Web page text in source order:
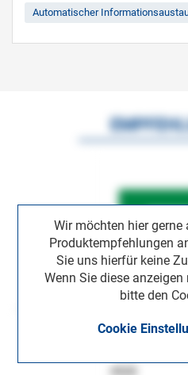
Automatischer
Wir möchten hier
Produktempfehlungen
Sie uns hierfür keine
Wenn Sie diese
bitte den
Cookie